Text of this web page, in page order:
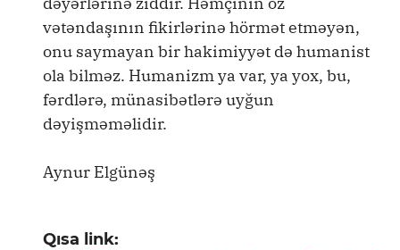
vətəndaşının fikirlərinə hörmət etməyən,
onu saymayan bir hakimiyyət də humanist
ola bilməz. Humanizm ya var, ya yox, bu,
fərdlərə, münasibətlərə uyğun
dəyişməməlidir.
Aynur Elgünəş
Qısa link: